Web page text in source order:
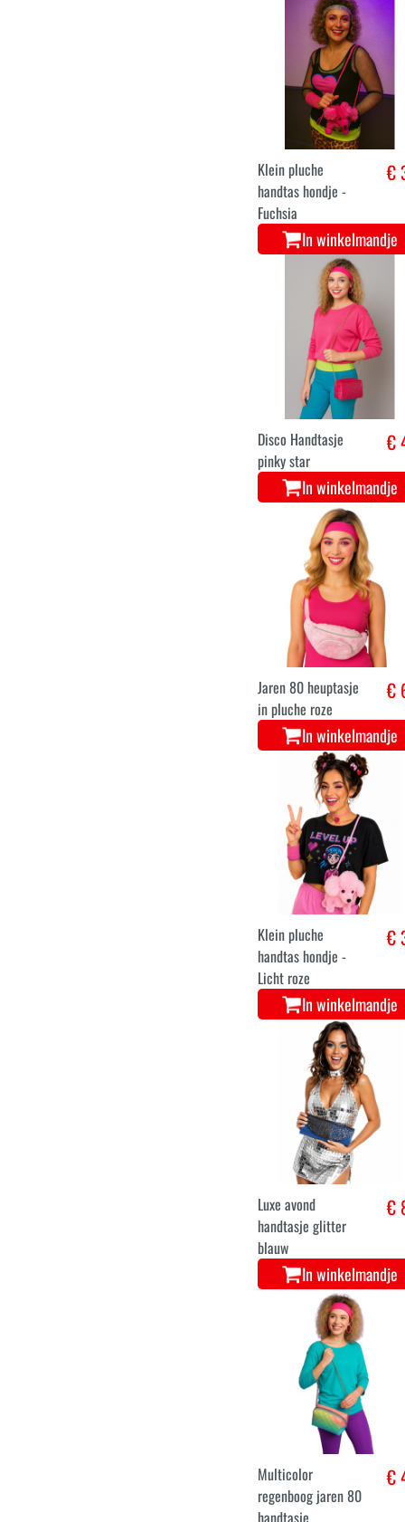
Klein pluche
handtas hondje -
Fuchsia
€
In winkelmandje
Disco Handtasje
pinky star
€
In winkelmandje
Jaren 80 heuptasje
in pluche roze
€
In winkelmandje
Klein pluche
handtas hondje -
Licht roze
€
In winkelmandje
Luxe avond
handtasje glitter
blauw
€
In winkelmandje
Multicolor
regenboog jaren 80
handtasje
€